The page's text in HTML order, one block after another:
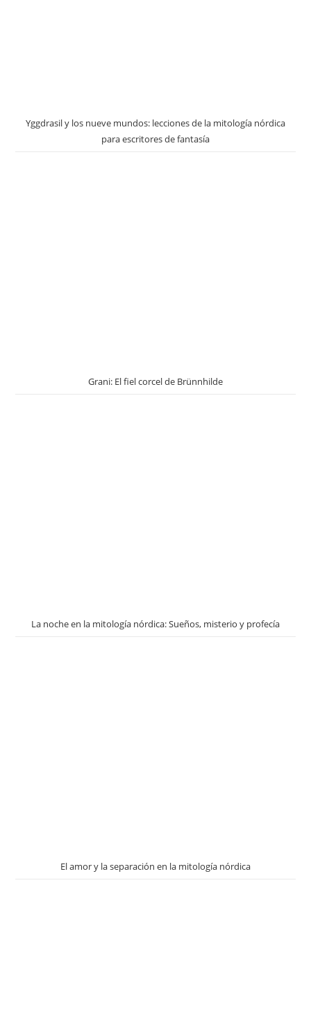
Yggdrasil y los nueve mundos: lecciones de la mitología nórdica
para escritores de fantasía
Grani: El fiel corcel de Brünnhilde
La noche en la mitología nórdica: Sueños, misterio y profecía
El amor y la separación en la mitología nórdica